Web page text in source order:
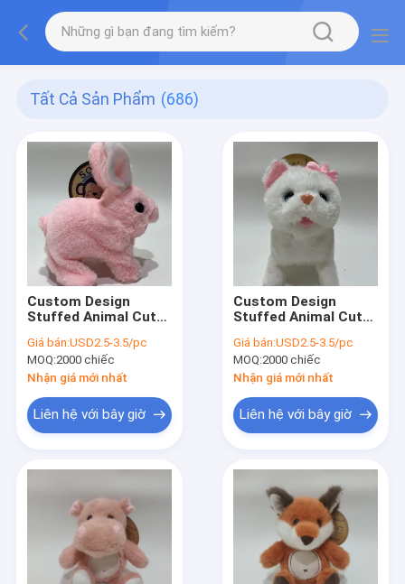
Tất Cả Sản Phẩm (686)
Custom Design
Stuffed Animal Cute
Elecreonic Plush Toy
Giá bán:USD2.5-3.5/pc
MOQ:2000 chiếc
Nhận giá mới nhất
Liên hệ với bây giờ
Custom Design
Stuffed Animal Cute
Elecreonic Plush Toy
Giá bán:USD2.5-3.5/pc
MOQ:2000 chiếc
Nhận giá mới nhất
Liên hệ với bây giờ